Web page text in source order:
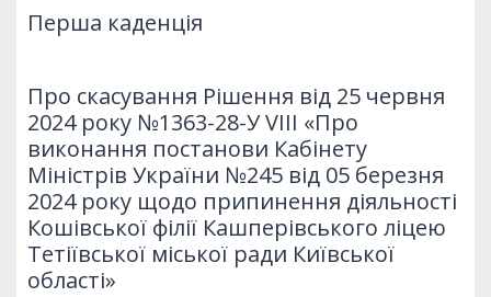
Перша каденція
Про скасування Рішення від 25 червня
2024 року №1363-28-У VIII «Про
виконання постанови Кабінету
Міністрів України №245 від 05 березня
2024 року щодо припинення діяльності
Кошівської філії Кашперівського ліцею
Тетіївської міської ради Київської
області»